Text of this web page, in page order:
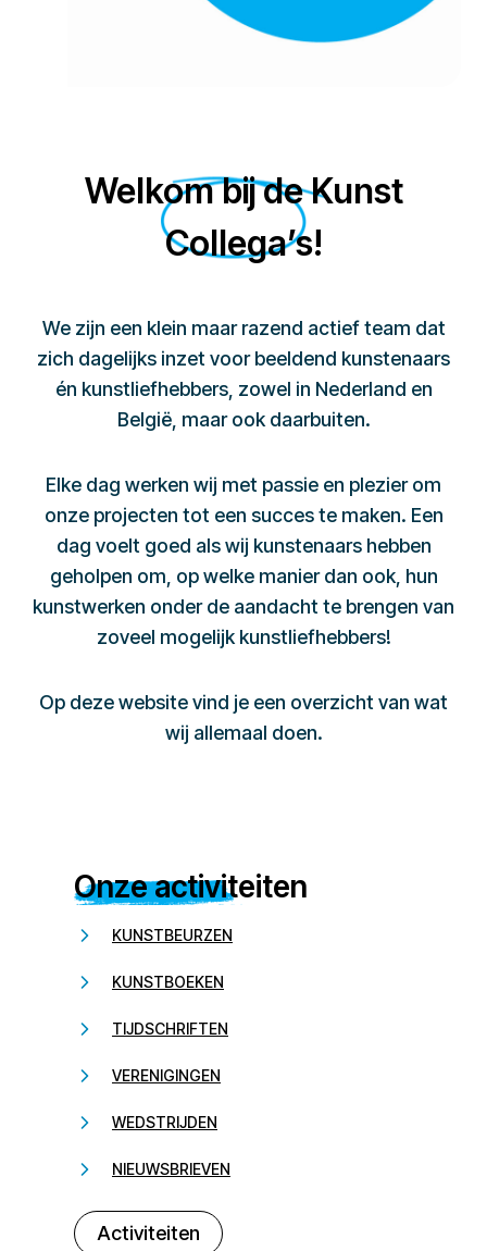
Welkom bij de Kunst
Collega’s!
We zijn een klein maar razend actief team dat
zich dagelijks inzet voor beeldend kunstenaars
én kunstliefhebbers, zowel in Nederland en
België, maar ook daarbuiten.
Elke dag werken wij met passie en plezier om
onze projecten tot een succes te maken. Een
dag voelt goed als wij kunstenaars hebben
geholpen om, op welke manier dan ook, hun
kunstwerken onder de aandacht te brengen van
zoveel mogelijk kunstliefhebbers!
Op deze website vind je een overzicht van wat
wij allemaal doen.
Onze activiteiten
KUNSTBEURZEN
KUNSTBOEKEN
TIJDSCHRIFTEN
VERENIGINGEN
WEDSTRIJDEN
NIEUWSBRIEVEN
Activiteiten
232323